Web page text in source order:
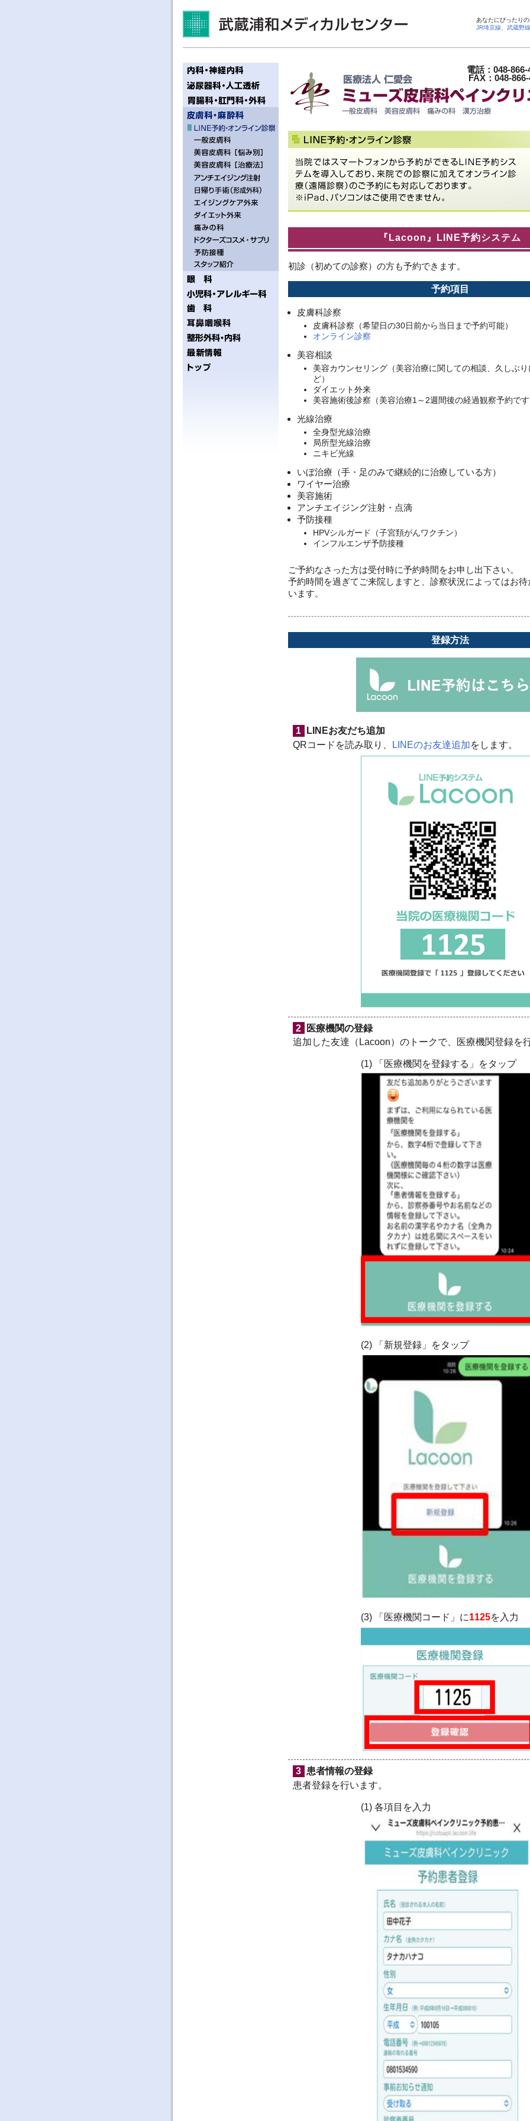
あなたにぴったり
JR埼京線、武蔵野
電話：048-866-
FAX：048-
『Lacoon』LINE予約システム
初診（初めての診察）の方も予約できます。
予約項目
皮膚科診察
皮膚科診察（希望日の30日前から当日まで予約可能）
オンライン診察
美容相談
美容カウンセリング（美容治療に関しての相談、久しぶ
ど）
ダイエット外来
美容施術後診察（美容治療1～2週間後の経過観察予約です
光線治療
全身型光線治療
局所型光線治療
ニキビ光線
いぼ治療（手・足のみで継続的に治療している方）
ワイヤー治療
美容施術
アンチエイジング注射・点滴
予防接種
HPVシルガード（子宮頚がんワクチン）
インフルエンザ予防接種
ご予約なさった方は受付時に予約時間をお申し出下さい。
予約時間を過ぎてご来院しますと、診察状況によってはお
います。
登録方法
1
LINEお友だち追加
QRコードを読み取り、
LINEのお友達追加をします。
2
医療機関の登録
追加した友達（Lacoon）のトークで、医療機関登録を
(1) 「医療機関を登録する」をタップ
(2) 「新規登録」をタップ
(3) 「医療機関コード」に1125を入力
3 患者情報の登録
患者登録を行います。
(1) 各項目を入力